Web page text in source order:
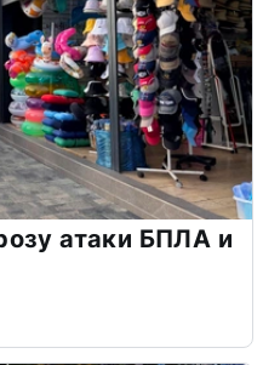
атаки БПЛА и